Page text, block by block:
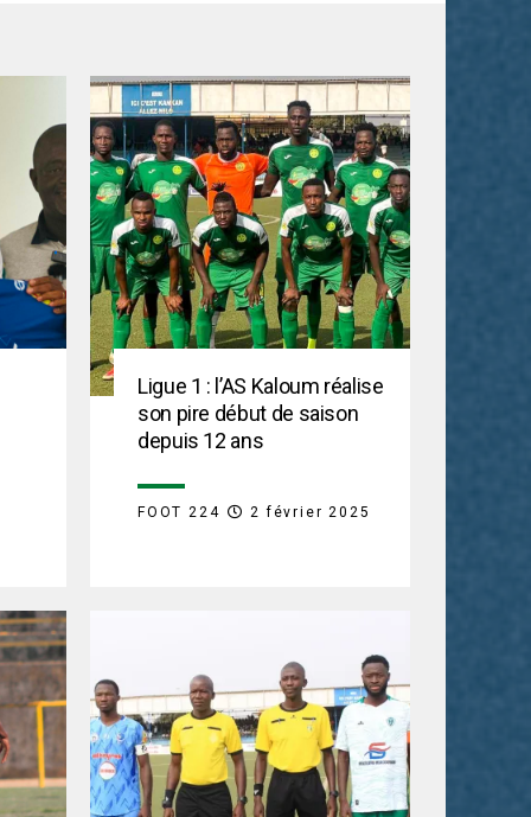
Ligue 1 : l’AS Kaloum réalise
son pire début de saison
depuis 12 ans
FOOT 224 2 février 2025